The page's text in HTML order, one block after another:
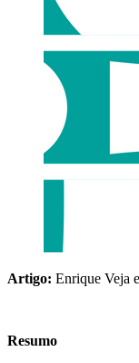
Artigo: Enrique Veja
Resumo